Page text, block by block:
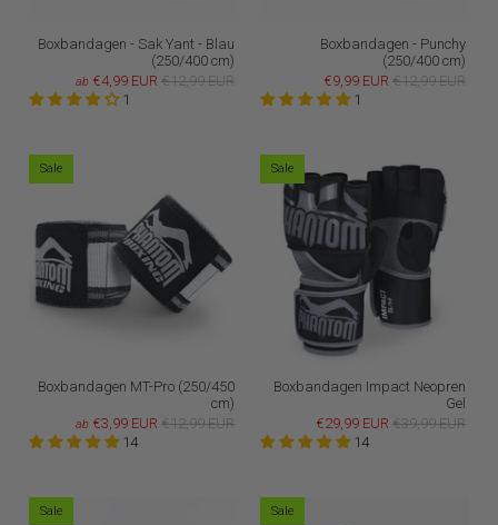
Boxbandagen - Sak Yant - Blau
(250/400 cm)
ab €4,99 EUR €12,99 EUR
1
Boxbandagen - Punchy
(250/400 cm)
€9,99 EUR €12,99 EUR
1
Sale
Boxbandagen MT-Pro (250/450
cm)
ab €3,99 EUR €12,99 EUR
14
Sale
Boxbandagen Impact Neopren
Gel
€29,99 EUR €39,99 EUR
14
Sale Sale